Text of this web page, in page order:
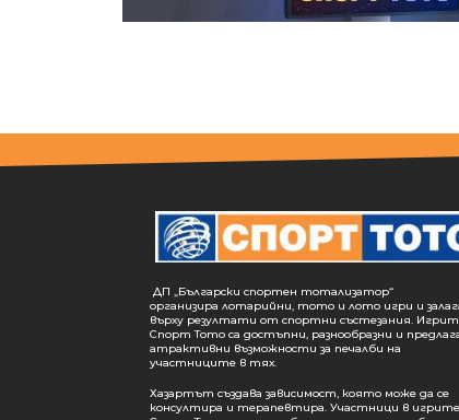
ДП „Български спортен тотализатор“
организира лотарийни, тото и лото игри и
върху резултати от спортни състезания.
Спорт Тото са достъпни, разнообразни и
атрактивни възможности за печалби на
участниците в тях.
Хазартът създава зависимост, която може да се
консултира и терапевтира. Участници в